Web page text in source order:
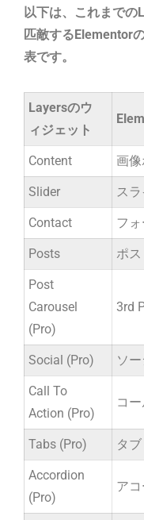
以下は、これまで
匹敵するElementor
表です。
Layersのウ
ィジェット
Content 画
Slider スラ
Contact フ
Posts ポス
Post
Carousel
(Pro)
3rd
Social (Pro) ソ
Call To
Action (Pro)
コ
Tabs (Pro) タブ
Accordion
(Pro)
ア